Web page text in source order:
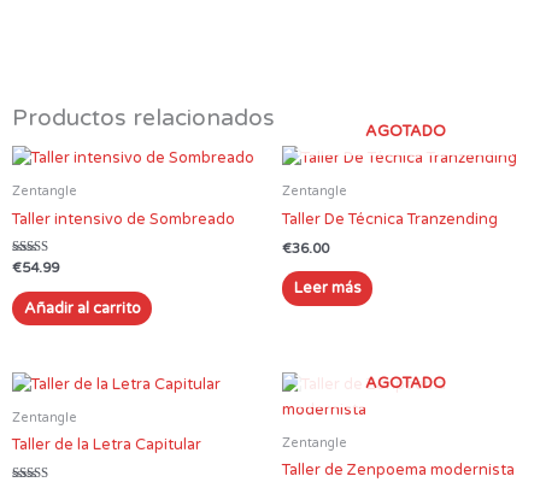
Productos relacionados
Zentangle
Taller intensivo de Sombreado
Valorado en
de 5
€54.99
Añadir al carrito
AGOTADO
Zentangle
Taller De Técnica Tranzending
€36.00
Leer más
Zentangle
Taller de la Letra Capitular
AGOTADO
Zentangle
Taller de Zenpoema modernista